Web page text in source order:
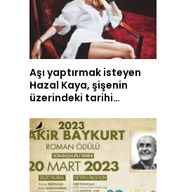
Aşı yaptırmak isteyen
Hazal Kaya, şişenin
üzerindeki tarihi…